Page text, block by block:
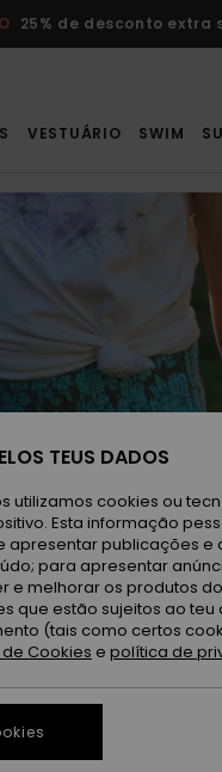
25% de desconto extra
VESTUÁRIO SWIM
TEUS DADOS
utilizamos cookies ou
Esta informação
apresentar publicações
para apresentar
e melhorar os produtos
que estão sujeitos ao
(tais como certos
Cookies e política de